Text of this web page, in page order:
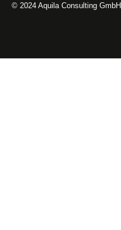
© 2024 Aquila Consulting GmbH